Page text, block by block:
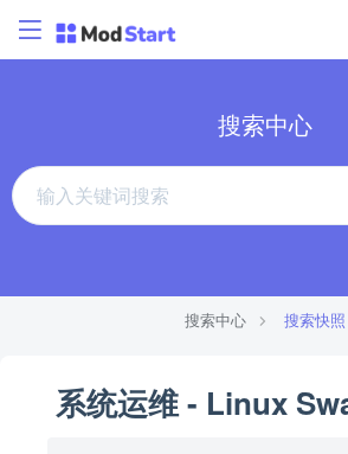
搜索中心
搜索中心 搜索快照
系统运维 - Linux